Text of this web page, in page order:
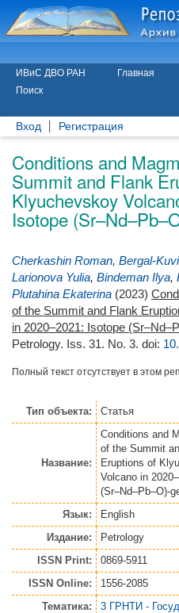
ИВиС ДВО РАН Главная
Поиск
Вход Регистрация
Conditions and
Summit and Flank
Klyuchevskoy
Isotope
Cherkashin Roman, Bergal-
Larionova Yulia, Bindeman Ilya,
Plutahina Ekaterina (2023)
of the Summit and Flank
in 2020–2021: Isotope
Petrology. Iss. 31. No. 3. doi:
Полный текст отсутствует в этом
Тип объекта: Статья
Название:
Conditions and
of the Summit
Eruptions of
Volcano in
(Sr–Nd–Pb–O)-
Язык:
English
Издание:
Petrology
ISSN Print:
0869-5911
ISSN Online:
1556-2085
Тематика:
3 ГРНТИ -